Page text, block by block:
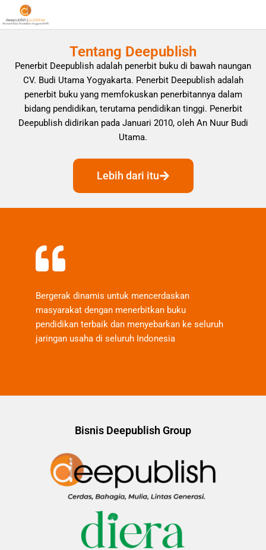
Tentang Deepublish
Penerbit Deepublish adalah penerbit buku di bawah naungan
CV. Budi Utama Yogyakarta. Penerbit Deepublish adalah
penerbit buku yang memfokuskan penerbitannya dalam
bidang pendidikan, terutama pendidikan tinggi. Penerbit
Deepublish didirikan pada Januari 2010, oleh An Nuur Budi
Utama.
Lebih dari itu
Bergerak dinamis untuk mencerdaskan
masyarakat dengan menerbitkan buku
pendidikan terbaik dan menyebarkan ke seluruh
jaringan usaha di seluruh Indonesia
Bisnis Deepublish Group